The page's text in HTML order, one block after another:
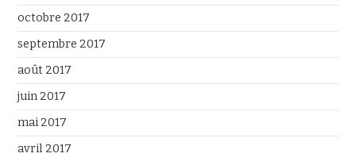
octobre 2017
septembre 2017
août 2017
juin 2017
mai 2017
avril 2017